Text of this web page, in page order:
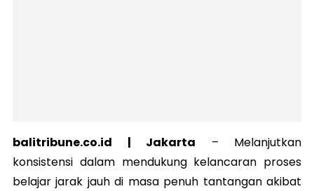
balitribune.co.id | Jakarta – Melanjutkan
konsistensi dalam mendukung kelancaran proses
belajar jarak jauh di masa penuh tantangan akibat